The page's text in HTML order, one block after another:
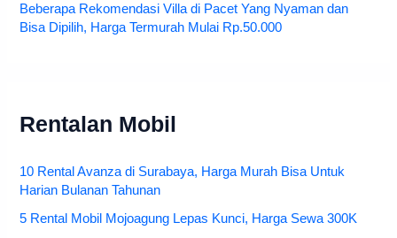
Beberapa Rekomendasi Villa di Pacet Yang Nyaman dan
Bisa Dipilih, Harga Termurah Mulai Rp.50.000
Rentalan Mobil
10 Rental Avanza di Surabaya, Harga Murah Bisa Untuk
Harian Bulanan Tahunan
5 Rental Mobil Mojoagung Lepas Kunci, Harga Sewa 300K